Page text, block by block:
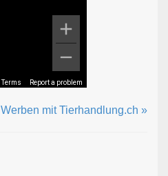
Terms Report a problem
Werben mit Tierhandlung.ch »